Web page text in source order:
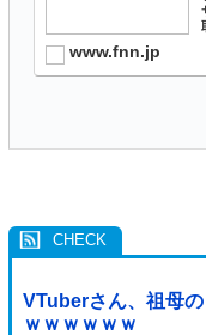
www.fnn.jp
VTuberさん、祖母
ｗｗｗｗｗｗ